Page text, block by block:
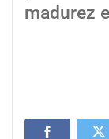
madurez